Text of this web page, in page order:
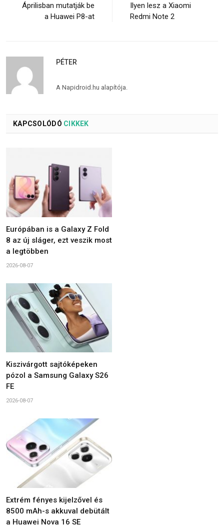
Áprilisban mutatják be
a Huawei P8-at
Ilyen lesz a Xiaomi
Redmi Note 2
PÉTER
A Napidroid.hu alapítója.
KAPCSOLÓDÓ CIKKEK
Európában is a Galaxy Z Fold
8 az új sláger, ezt veszik most
a legtöbben
2026-08-07
Kiszivárgott sajtóképeken
pózol a Samsung Galaxy S26
FE
2026-08-07
Extrém fényes kijelzővel és
8500 mAh-s akkuval debütált
a Huawei Nova 16 SE